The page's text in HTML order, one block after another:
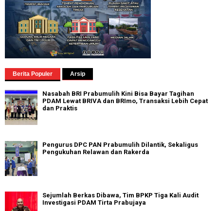
Berita Populer Arsip
Nasabah BRI Prabumulih Kini Bisa Bayar Tagihan
PDAM Lewat BRIVA dan BRImo, Transaksi Lebih Cepat
dan Praktis
Pengurus DPC PAN Prabumulih Dilantik, Sekaligus
Pengukuhan Relawan dan Rakerda
Sejumlah Berkas Dibawa, Tim BPKP Tiga Kali Audit
Investigasi PDAM Tirta Prabujaya